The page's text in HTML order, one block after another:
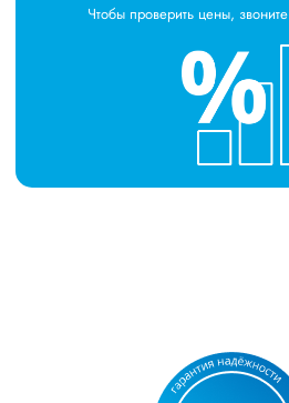
Чтобы проверить цены, звоните